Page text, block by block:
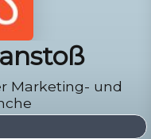
Marketing- und